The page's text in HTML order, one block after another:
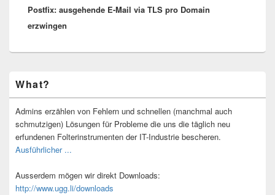
Beitrag:
Postfix: ausgehende E-Mail via TLS pro Domain
erzwingen
Seitenleisten-
Widgetbereich
What?
Admins erzählen von Fehlern und schnellen (manchmal auch
schmutzigen) Lösungen für Probleme die uns die täglich neu
erfundenen Folterinstrumenten der IT-Industrie bescheren.
Ausführlicher ...
Ausserdem mögen wir direkt Downloads:
http://www.ugg.li/downloads